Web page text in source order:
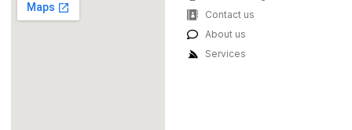
Contact us
About us
Services